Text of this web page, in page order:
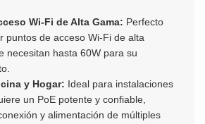
Wi-Fi de Alta Gama: Perfecto
puntos de acceso Wi-Fi de alta
necesitan hasta 60W para su
y Hogar: Ideal para instalaciones
un PoE potente y confiable,
y alimentación de múltiples